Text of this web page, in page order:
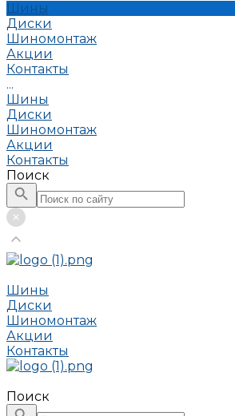
Шины
Диски
Шиномонтаж
Акции
Контакты
...
Шины
Диски
Шиномонтаж
Акции
Контакты
Поиск
Шины
Диски
Шиномонтаж
Акции
Контакты
Поиск